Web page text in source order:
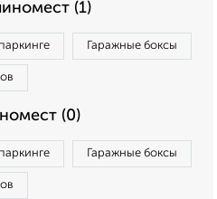
(1)
Гаражные боксы
(0)
Гаражные боксы